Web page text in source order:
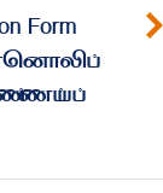
Form